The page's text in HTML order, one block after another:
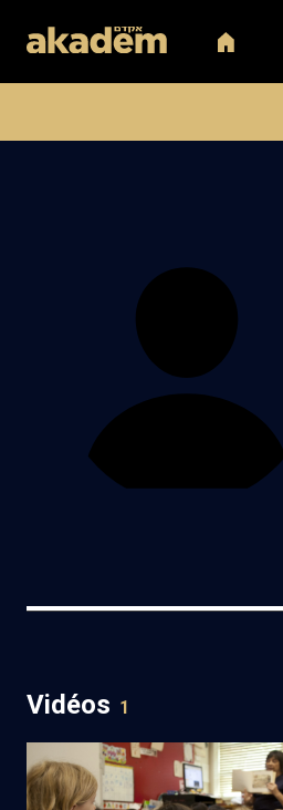
Vidéos 1
Quels défis pour l’école juive en
(1/2)